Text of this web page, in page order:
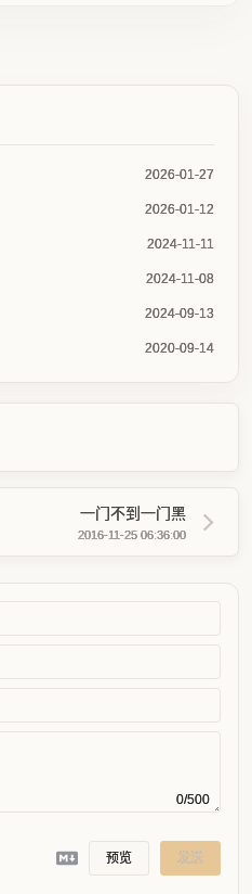
2026-01-27
2026-01-12
2024-11-11
2024-11-08
2024-09-13
2020-09-14
一门不到一门黑
2016-11-25 06:36:00
0/500
预览 发送